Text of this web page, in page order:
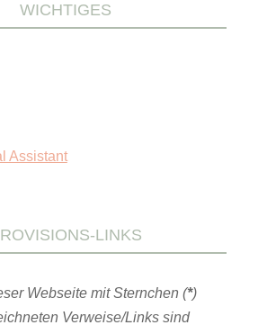
WICHTIGES
Assistant
LINKS
Webseite mit Sternchen (*)
Verweise/Links sind